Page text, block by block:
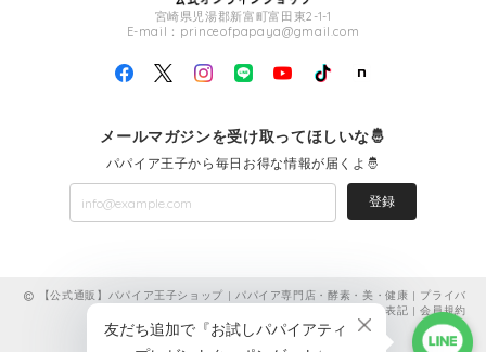
宮崎県児湯郡新富町富田東2-1-1
E-mail： princeofpapaya@gmail.com
メールマガジンを受け取ってほしいな🤴
パパイア王子から毎日お得な情報が届くよ🤴
登録
【公式通販】パパイア王子ショップ | パパイア専門店・酵素・美・健康 | プライバ
特定商取引法に基づく表記 |会員規約